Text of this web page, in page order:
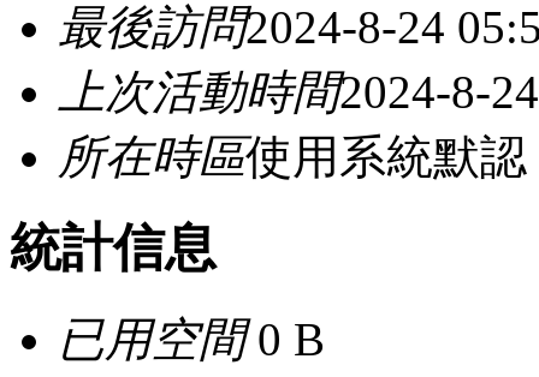
最後訪問2024-8-24
上次活動時間2024-8-
所在時區使用系統默認
統計信息
已用空間0 B